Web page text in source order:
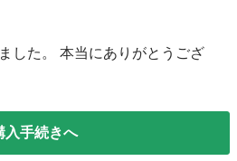
した。 本当にありがとうござ
入手続きへ